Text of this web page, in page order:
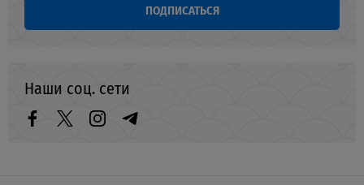
ПОДПИСАТЬСЯ
Наши соц. сети